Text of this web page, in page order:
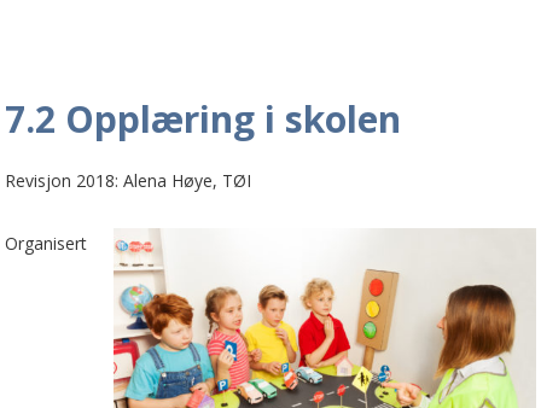
7.2 Opplæring i skolen
Revisjon 2018: Alena Høye, TØI
Organisert